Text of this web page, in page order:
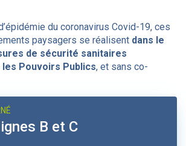
du coronavirus Covid-19, ces
paysagers se réalisent dans le
de sécurité sanitaires
Pouvoirs Publics, et sans co-
B et C